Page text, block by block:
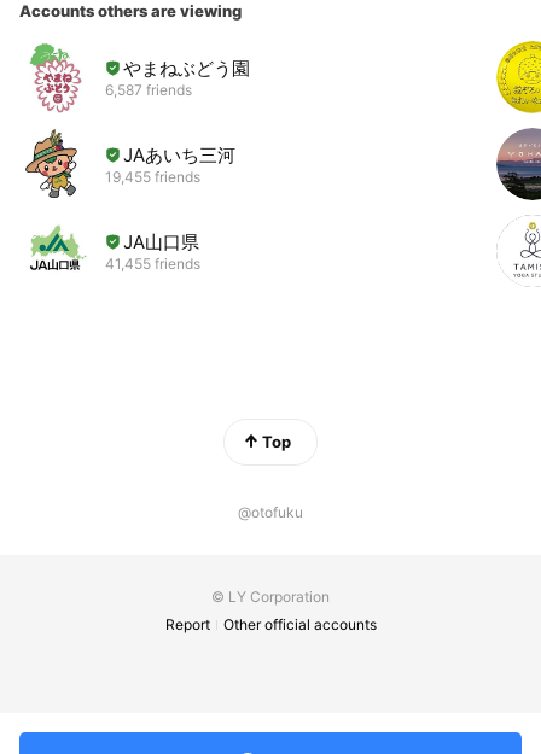
Accounts others are viewing
やまねぶどう園
6,587 friends
JAあいち三河
19,455 friends
JA山口県
41,455 friends
Top
@otofuku
© LY Corporation
Report
Other official accounts